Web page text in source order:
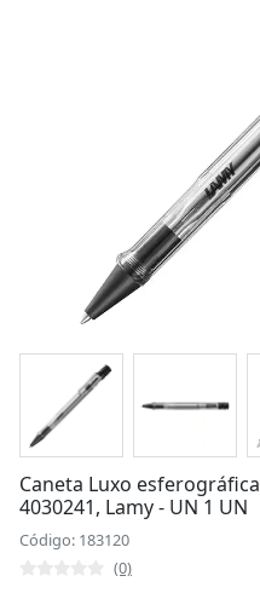
Caneta Luxo
4030241, Lamy - UN 1 UN
Código: 183120
(0)